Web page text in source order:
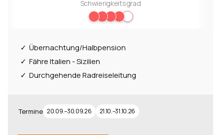
Schwierigkeitsgrad
Übernachtung/Halbpension
Fähre Italien - Sizilien
Durchgehende Radreiseleitung
Termine 20.09.–30.09.26 21.10.–31.10.26